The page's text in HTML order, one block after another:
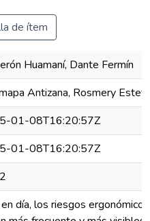
de ítem
Huamaní, Dante Fermín
Antizana, Rosmery
01-08T16:20:57Z
01-08T16:20:57Z
día, los riesgos